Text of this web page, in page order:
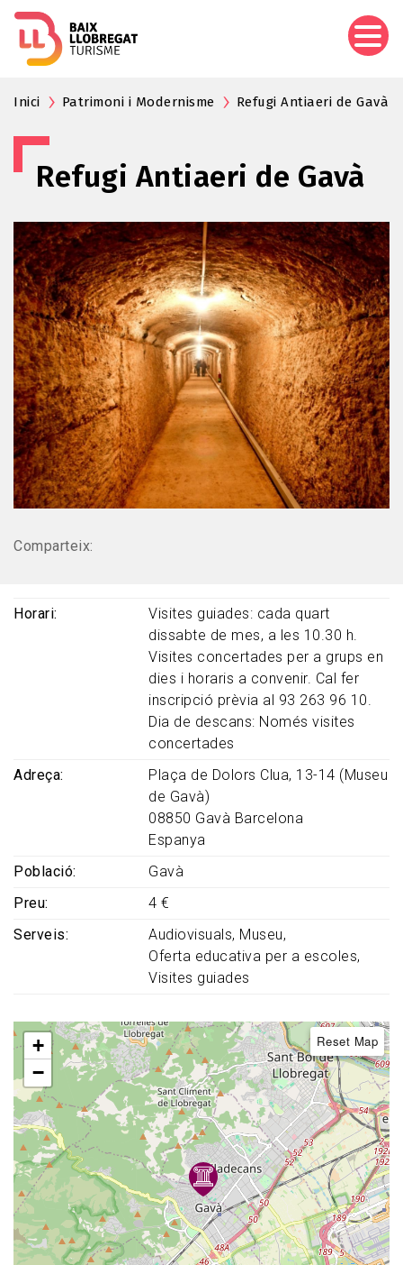
Inici Patrimoni i Modernisme Refugi Antiaeri de Gavà
Refugi Antiaeri de Gavà
Comparteix:
Horari Visites guiades: cada quart
dissabte de mes, a les 10.30 h.
Visites concertades per a grups en
dies i horaris a convenir. Cal fer
inscripció prèvia al 93 263 96 10.
Dia de descans: Només visites
concertades
Adreça
Plaça de Dolors Clua, 13-14 (Museu
de Gavà)
08850 Gavà Barcelona
Espanya
Població
Gavà
Preu
4 €
Serveis
Audiovisuals Museu
Oferta educativa per a escoles
Visites guiades
+
−
Reset Map